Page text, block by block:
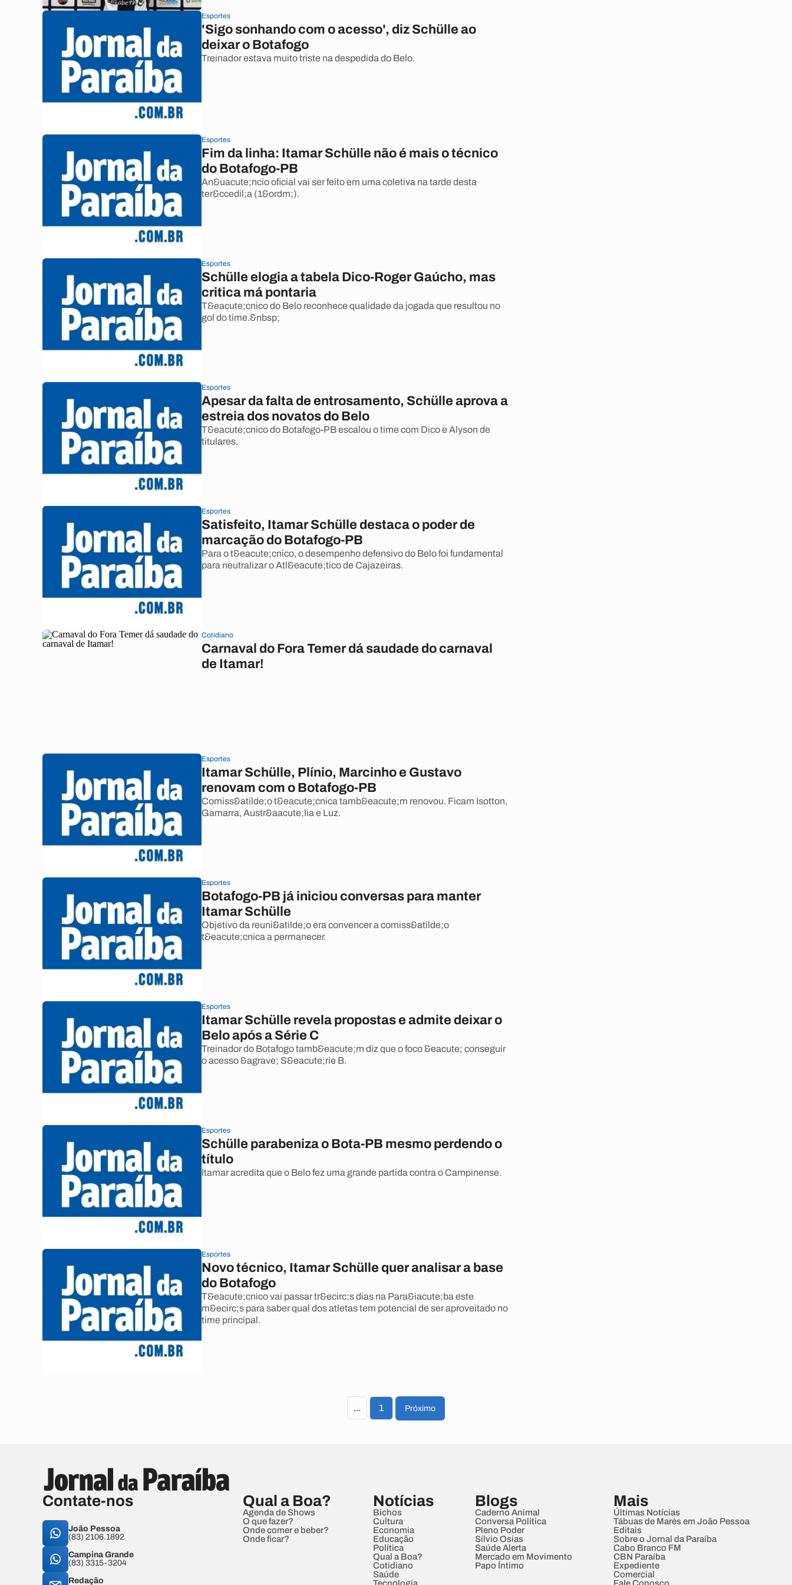
Esportes
'Sigo sonhando com o acesso', diz Schülle ao
deixar o Botafogo
Treinador estava muito triste na despedida do Belo.
Esportes
Fim da linha: Itamar Schülle não é mais o técnico
do Botafogo-PB
An&uacute;ncio oficial vai ser feito em uma coletiva na tarde desta
ter&ccedil;a (1&ordm;).
Esportes
Schülle elogia a tabela Dico-Roger Gaúcho, mas
critica má pontaria
T&eacute;cnico do Belo reconhece qualidade da jogada que resultou no
gol do time.&nbsp;
Esportes
Apesar da falta de entrosamento, Schülle aprova a
estreia dos novatos do Belo
T&eacute;cnico do Botafogo-PB escalou o time com Dico e Alyson de
titulares.
Esportes
Satisfeito, Itamar Schülle destaca o poder de
marcação do Botafogo-PB
Para o t&eacute;cnico, o desempenho defensivo do Belo foi fundamental
para neutralizar o Atl&eacute;tico de Cajazeiras.
Cotidiano
Carnaval do Fora Temer dá saudade do carnaval
de Itamar!
Esportes
Itamar Schülle, Plínio, Marcinho e Gustavo
renovam com o Botafogo-PB
Comiss&atilde;o t&eacute;cnica tamb&eacute;m renovou. Ficam Isotton,
Gamarra, Austr&aacute;lia e Luz.
Esportes
Botafogo-PB já iniciou conversas para manter
Itamar Schülle
Objetivo da reuni&atilde;o era convencer a comiss&atilde;o
t&eacute;cnica a permanecer.
Esportes
Itamar Schülle revela propostas e admite deixar o
Belo após a Série C
Treinador do Botafogo tamb&eacute;m diz que o foco &eacute; conseguir
o acesso &agrave; S&eacute;rie B.
Esportes
Schülle parabeniza o Bota-PB mesmo perdendo o
título
Itamar acredita que o Belo fez uma grande partida contra o Campinense.
Esportes
Novo técnico, Itamar Schülle quer analisar a base
do Botafogo
T&eacute;cnico vai passar tr&ecirc;s dias na Para&iacute;ba este
m&ecirc;s para saber qual dos atletas tem potencial de ser aproveitado no
time principal.
... 1 Próximo
Contate-nos
João Pessoa
(83) 2106.1892
Campina Grande
(83) 3315-3204
Redação
Qual a Boa?
Agenda de Shows
O que fazer?
Onde comer e beber?
Onde ficar?
Notícias
Bichos
Cultura
Economia
Educação
Política
Qual a Boa?
Cotidiano
Saúde
Blogs
Caderno Animal
Conversa Política
Pleno Poder
Sílvio Osias
Saúde Alerta
Mercado em Movimento
Papo Íntimo
Mais
Últimas Notícias
Tábuas de Marés em João Pessoa
Editais
Sobre o Jornal da Paraíba
Cabo Branco FM
CBN Paraíba
Expediente
Comercial